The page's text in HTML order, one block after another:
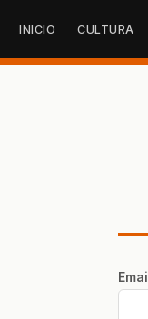
INICIO CULTURA
Email